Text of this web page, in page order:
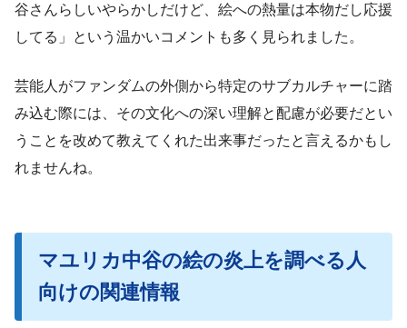
谷さんらしいやらかしだけど、絵への熱量は本物だし応援
してる」という温かいコメントも多く見られました。
芸能人がファンダムの外側から特定のサブカルチャーに踏
み込む際には、その文化への深い理解と配慮が必要だとい
うことを改めて教えてくれた出来事だったと言えるかもし
れませんね。
マユリカ中谷の絵の炎上を調べる人
向けの関連情報